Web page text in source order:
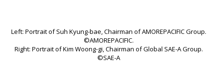
Left: Portrait of Suh Kyung-bae, Chairman of AMOREPACIFIC Group.
©AMOREPACIFIC.
Right: Portrait of Kim Woong-gi, Chairman of Global SAE-A Group.
©SAE-A